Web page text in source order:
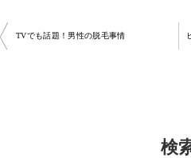
投TVでも話題！男性の脱毛事情
検